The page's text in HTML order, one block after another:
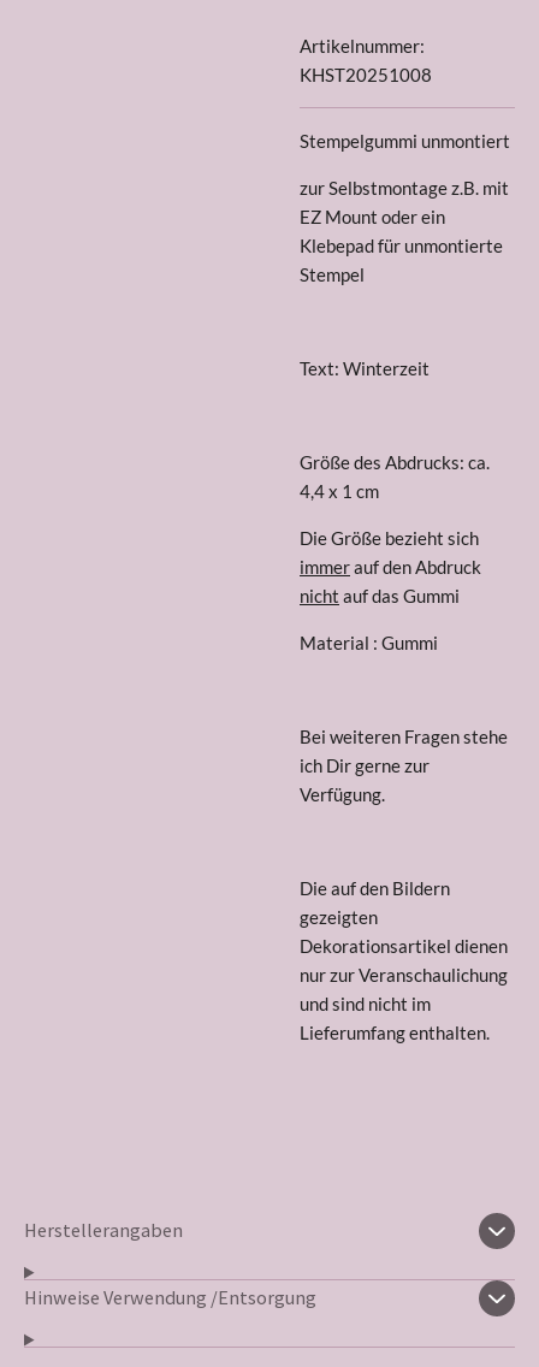
Artikelnummer:
KHST20251008
Stempelgummi unmontiert
zur Selbstmontage z.B. mit
EZ Mount oder ein
Klebepad für unmontierte
Stempel
Text: Winterzeit
Größe des Abdrucks: ca.
4,4 x 1 cm
Die Größe bezieht sich
immerauf den Abdruck
nicht auf das Gummi
Material : Gummi
Bei weiteren Fragen stehe
ich Dir gerne zur
Verfügung.
Die auf den Bildern
gezeigten
Dekorationsartikel dienen
nur zur Veranschaulichung
und sind nicht im
Lieferumfang enthalten.
Herstellerangaben
Hinweise Verwendung /Entsorgung